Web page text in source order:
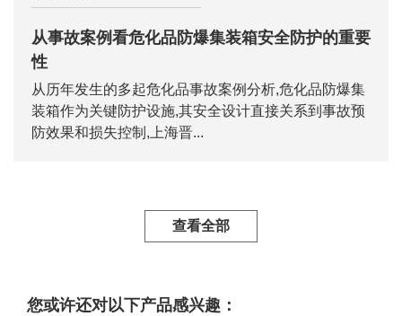
从事故案例看危化品防爆集装箱安全防护的重要
性
从历年发生的多起危化品事故案例分析,危化品防爆集
装箱作为关键防护设施,其安全设计直接关系到事故预
防效果和损失控制,上海晋...
查看全部
您或许还对以下产品感兴趣：